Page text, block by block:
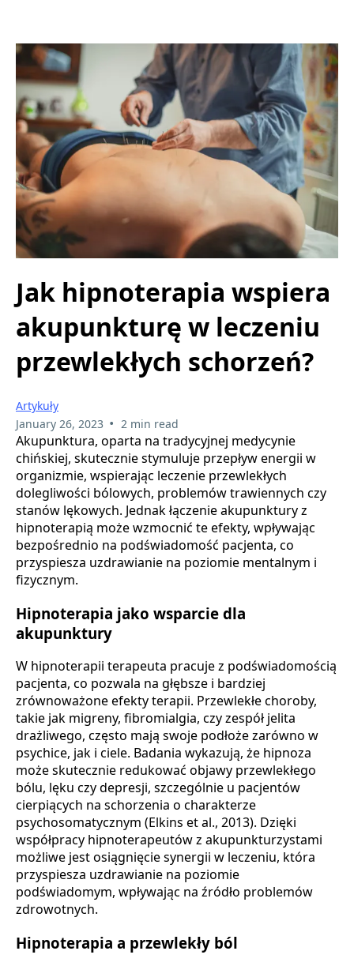
Jak hipnoterapia wspiera
akupunkturę w leczeniu
przewlekłych schorzeń?
Artykuły
January 26, 2023 • 2 min read
Akupunktura, oparta na tradycyjnej medycynie
chińskiej, skutecznie stymuluje przepływ energii w
organizmie, wspierając leczenie przewlekłych
dolegliwości bólowych, problemów trawiennych czy
stanów lękowych. Jednak łączenie akupunktury z
hipnoterapią może wzmocnić te efekty, wpływając
bezpośrednio na podświadomość pacjenta, co
przyspiesza uzdrawianie na poziomie mentalnym i
fizycznym.
Hipnoterapia jako wsparcie dla
akupunktury
W hipnoterapii terapeuta pracuje z podświadomością
pacjenta, co pozwala na głębsze i bardziej
zrównoważone efekty terapii. Przewlekłe choroby,
takie jak migreny, fibromialgia, czy zespół jelita
drażliwego, często mają swoje podłoże zarówno w
psychice, jak i ciele. Badania wykazują, że hipnoza
może skutecznie redukować objawy przewlekłego
bólu, lęku czy depresji, szczególnie u pacjentów
cierpiących na schorzenia o charakterze
psychosomatycznym (Elkins et al., 2013). Dzięki
współpracy hipnoterapeutów z akupunkturzystami
możliwe jest osiągnięcie synergii w leczeniu, która
przyspiesza uzdrawianie na poziomie
podświadomym, wpływając na źródło problemów
zdrowotnych.
Hipnoterapia a przewlekły ból